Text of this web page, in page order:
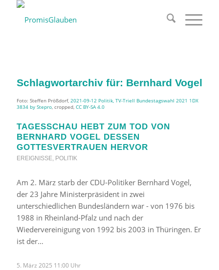
Schlagwortarchiv für: Bernhard Vogel
Foto: Steffen Prößdorf, 2021-09-12 Politik, TV-Triell Bundestagswahl 2021 1DX
3834 by Stepro, cropped, CC BY-SA 4.0
TAGESSCHAU HEBT ZUM TOD VON
BERNHARD VOGEL DESSEN
GOTTESVERTRAUEN HERVOR
EREIGNISSE, POLITIK
Am 2. März starb der CDU-Politiker Bernhard Vogel,
der 23 Jahre Ministerpräsident in zwei
unterschiedlichen Bundesländern war - von 1976 bis
1988 in Rheinland-Pfalz und nach der
Wiedervereinigung von 1992 bis 2003 in Thüringen. Er
ist der…
5. März 2025 11:00 Uhr